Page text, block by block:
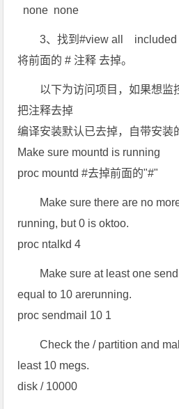
none none
3、找到#view all
将前面的 # 注释 去掉。
以下为访问项目，如果想监
把注释去掉
编译安装默认已去掉，自带安装
Make sure mountd is running
proc mountd #去掉前面的"#"
Make sure there are no
running, but 0 is oktoo.
proc ntalkd 4
Make sure at least one
equal to 10 arerunning.
proc sendmail 10 1
Check the / partition and
least 10 megs.
disk / 10000